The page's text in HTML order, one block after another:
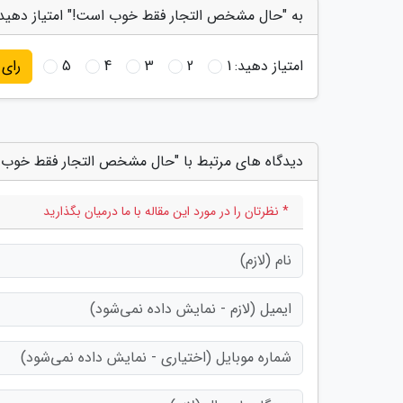
به "حال مشخص التجار فقط خوب است!" امتیاز
امتیاز دهید:1
2
3
4
5 رای
دیدگاه های مرتبط با "حال مشخص التجار فقط
* نظرتان را در مورد این مقاله با ما درمیان بگذارید